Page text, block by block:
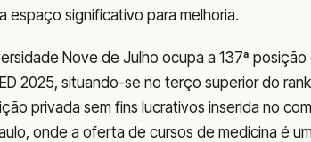
espaço significativo para melhoria.
Nove de Julho ocupa a 137ª
2025, situando-se no terço superior do
privada sem fins lucrativos inserida no
onde a oferta de cursos de medicina é